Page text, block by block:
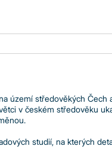
území středověkých Čech
v českém středověku
studií, na kterých